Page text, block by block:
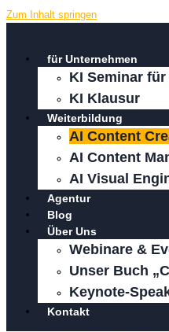
Zum Inhalt springen
für Unternehmen
KI Seminar
KI Klausur
Weiterbildung
AI Content
AI Content
AI Visual
Agentur
Blog
Über Uns
Webinare &
Unser Buch
Keynote-
Kontakt